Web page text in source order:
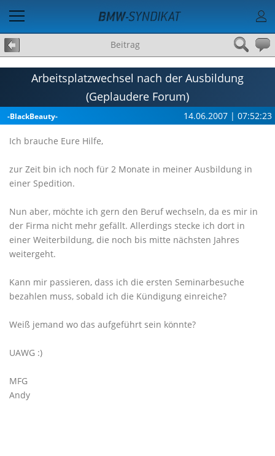
Beitrag
Arbeitsplatzwechsel nach der Ausbildung
(Geplaudere Forum)
-BlackBeauty- 14.06.2007 | 07:52:23
Ich brauche Eure Hilfe,
zur Zeit bin ich noch für 2 Monate in meiner Ausbildung in
einer Spedition.
Nun aber, möchte ich gern den Beruf wechseln, da es mir in
der Firma nicht mehr gefällt. Allerdings stecke ich dort in
einer Weiterbildung, die noch bis mitte nächsten Jahres
weitergeht.
Kann mir passieren, dass ich die ersten Seminarbesuche
bezahlen muss, sobald ich die Kündigung einreiche?
Weiß jemand wo das aufgeführt sein könnte?
UAWG :)
MFG
Andy